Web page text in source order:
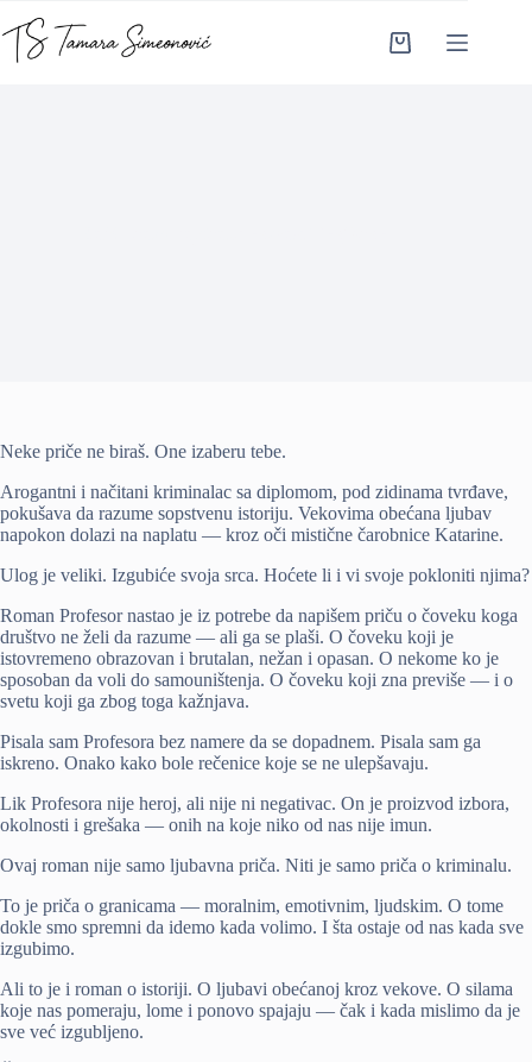
to
content
Shopping
Neke priče ne biraš. One izaberu tebe.
Arogantni i načitani kriminalac sa diplomom, pod zidinama tvrđave,
pokušava da razume sopstvenu istoriju. Vekovima obećana ljubav
napokon dolazi na naplatu — kroz oči mistične čarobnice Katarine.
Ulog je veliki. Izgubiće svoja srca. Hoćete li i vi svoje pokloniti njima?
Roman Profesor nastao je iz potrebe da napišem priču o čoveku koga
društvo ne želi da razume — ali ga se plaši. O čoveku koji je
istovremeno obrazovan i brutalan, nežan i opasan. O nekome ko je
sposoban da voli do samouništenja. O čoveku koji zna previše — i o
svetu koji ga zbog toga kažnjava.
Pisala sam Profesora bez namere da se dopadnem. Pisala sam ga
iskreno. Onako kako bole rečenice koje se ne ulepšavaju.
Lik Profesora nije heroj, ali nije ni negativac. On je proizvod izbora,
okolnosti i grešaka — onih na koje niko od nas nije imun.
Ovaj roman nije samo ljubavna priča. Niti je samo priča o kriminalu.
To je priča o granicama — moralnim, emotivnim, ljudskim. O tome
dokle smo spremni da idemo kada volimo. I šta ostaje od nas kada sve
izgubimo.
Ali to je i roman o istoriji. O ljubavi obećanoj kroz vekove. O silama
koje nas pomeraju, lome i ponovo spajaju — čak i kada mislimo da je
sve već izgubljeno.